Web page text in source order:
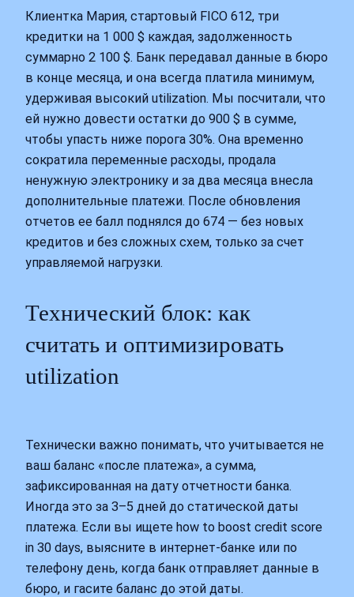
Клиентка Мария, стартовый FICO 612, три
кредитки на 1 000 $ каждая, задолженность
суммарно 2 100 $. Банк передавал данные в бюро
в конце месяца, и она всегда платила минимум,
удерживая высокий utilization. Мы посчитали, что
ей нужно довести остатки до 900 $ в сумме,
чтобы упасть ниже порога 30%. Она временно
сократила переменные расходы, продала
ненужную электронику и за два месяца внесла
дополнительные платежи. После обновления
отчетов ее балл поднялся до 674 — без новых
кредитов и без сложных схем, только за счет
управляемой нагрузки.
Технический блок: как
считать и оптимизировать
utilization
Технически важно понимать, что учитывается не
ваш баланс «после платежа», а сумма,
зафиксированная на дату отчетности банка.
Иногда это за 3–5 дней до статической даты
платежа. Если вы ищете how to boost credit score
in 30 days, выясните в интернет-банке или по
телефону день, когда банк отправляет данные в
бюро, и гасите баланс до этой даты.